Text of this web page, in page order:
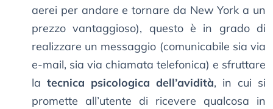
aerei per andare e tornare da New York a un
prezzo vantaggioso), questo è in grado di
realizzare un messaggio (comunicabile sia via
e-mail, sia via chiamata telefonica) e sfruttare
la tecnica psicologica dell’avidità, in cui si
promette all’utente di ricevere qualcosa in